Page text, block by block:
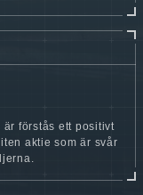
förstås ett positivt
aktie som är svår